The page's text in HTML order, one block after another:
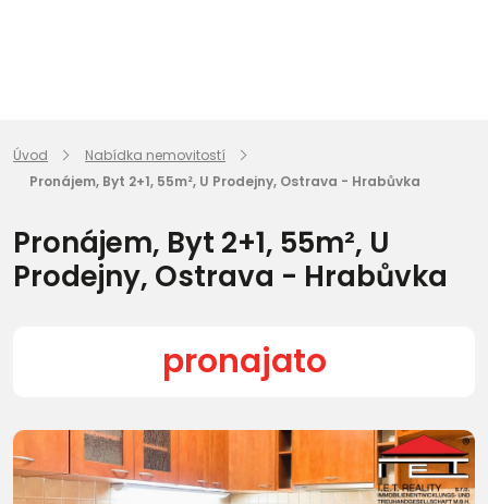
Úvod
Nabídka nemovitostí
Pronájem, Byt 2+1, 55m², U Prodejny, Ostrava - Hrabůvka
Pronájem, Byt 2+1, 55m², U
Prodejny, Ostrava - Hrabůvka
pronajato